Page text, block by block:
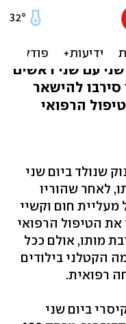
שני
עם שני ראשים
סירבו להישאר
הרפואי
שנולד ביום שני
לאחר שהוריו
חום וקשיי
את הטיפול הרפואי
מותו, אולם ככל
הקטלני בילודים
רפואית.
ביום שני